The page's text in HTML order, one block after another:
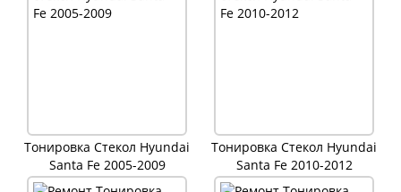
Тонировка Стекол Hyundai
Santa Fe 2005-2009
Тонировка Стекол Hyundai
Santa Fe 2010-2012